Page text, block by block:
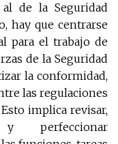
de la Seguridad
hay que centrarse
para el trabajo de
de la Seguridad
la conformidad,
las regulaciones
implica revisar,
y perfeccionar